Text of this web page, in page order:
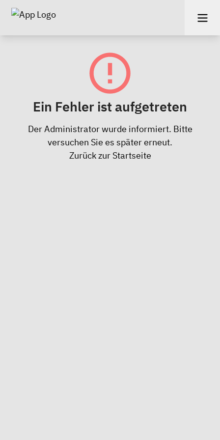
Ein Fehler ist aufgetreten
Der Administrator wurde informiert. Bitte
versuchen Sie es später erneut.
Zurück zur Startseite